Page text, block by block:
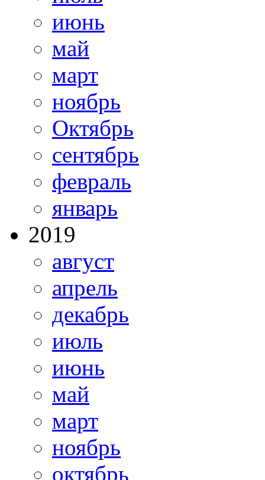
июнь
май
март
ноябрь
Октябрь
сентябрь
февраль
январь
2019
август
апрель
декабрь
июль
июнь
май
март
ноябрь
октябрь